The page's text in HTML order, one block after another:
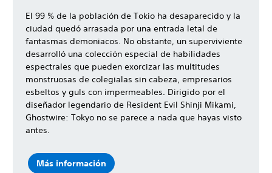
El 99 % de la población de Tokio ha desaparecido y la
ciudad quedó arrasada por una entrada letal de
fantasmas demoniacos. No obstante, un superviviente
desarrolló una colección especial de habilidades
espectrales que pueden exorcizar las multitudes
monstruosas de colegialas sin cabeza, empresarios
esbeltos y guls con impermeables. Dirigido por el
diseñador legendario de Resident Evil Shinji Mikami,
Ghostwire: Tokyo no se parece a nada que hayas visto
antes.
Más información